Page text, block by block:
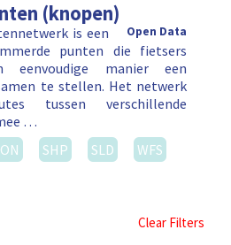
(knopen)
Open Data
is een
punten die fietsers
manier een
te stellen. Het netwerk
tussen verschillende
…
SHP SLD
WFS
Clear Filters